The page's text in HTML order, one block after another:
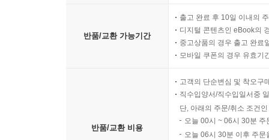
반품/교환 가능기간
출고 완료 후 10일 이내의
디지털 콘텐츠인 eBook의
중고상품의 경우 출고 완료
모바일 쿠폰의 경우 유효기
반품/교환 비용
고객의 단순변심 및 착오구
직수입양서/직수입일서중
단, 아래의 주문/취소 조건
오늘 00시 ~ 06시 30분
오늘 06시 30분 이후 주